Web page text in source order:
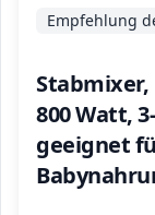
Stabmixer,
800 Watt,
geeignet
Empfehlung